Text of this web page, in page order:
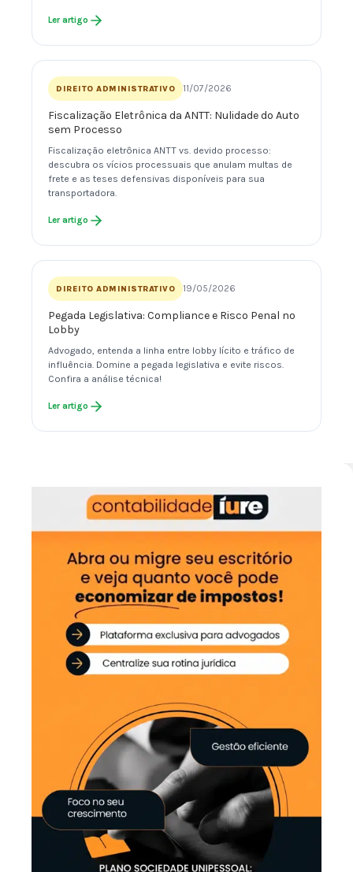
Ler artigo
DIREITO ADMINISTRATIVO 11/07/2026
Fiscalização Eletrônica da ANTT: Nulidade do Auto
sem Processo
Fiscalização eletrônica ANTT vs. devido processo:
descubra os vícios processuais que anulam multas de
frete e as teses defensivas disponíveis para sua
transportadora.
Ler artigo
DIREITO ADMINISTRATIVO 19/05/2026
Pegada Legislativa: Compliance e Risco Penal no
Lobby
Advogado, entenda a linha entre lobby lícito e tráfico de
influência. Domine a pegada legislativa e evite riscos.
Confira a análise técnica!
Ler artigo